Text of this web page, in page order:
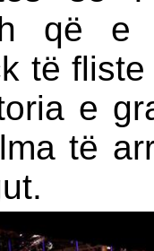
që e
të
e
të